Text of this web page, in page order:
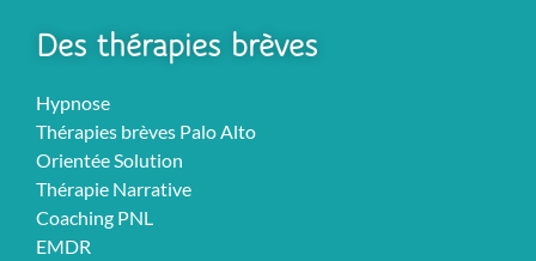
Des thérapies brèves
Hypnose
Thérapies brèves Palo Alto
Orientée Solution
Thérapie Narrative
Coaching PNL
EMDR